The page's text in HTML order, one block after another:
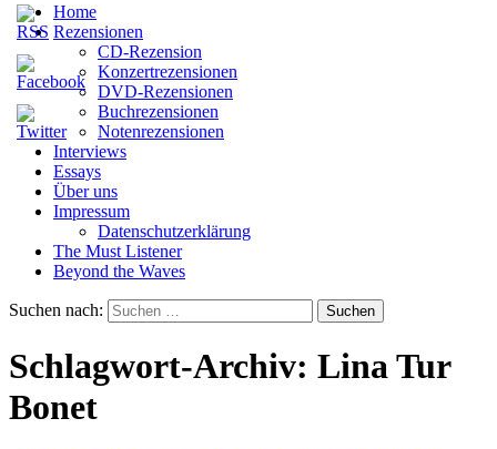
Home
Rezensionen
CD-Rezension
Konzertrezensionen
DVD-Rezensionen
Buchrezensionen
Notenrezensionen
Interviews
Essays
Über uns
Impressum
Datenschutzerklärung
The Must Listener
Beyond the Waves
Suchen nach:
Schlagwort-Archiv: Lina Tur
Bonet